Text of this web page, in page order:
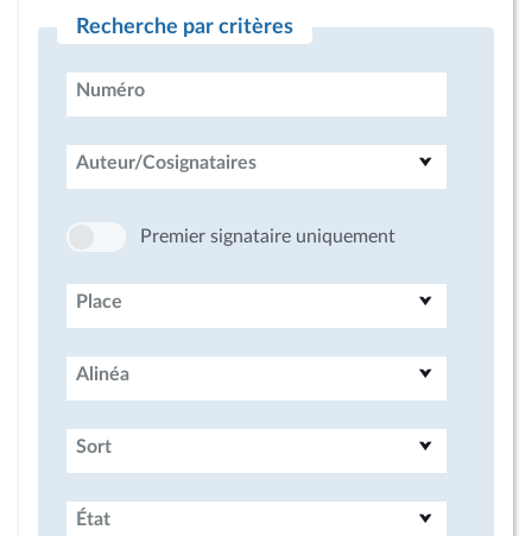
Recherche par critères
Numéro
Auteur/Cosignataires
Premier signataire uniquement
Place
Alinéa
Sort
État